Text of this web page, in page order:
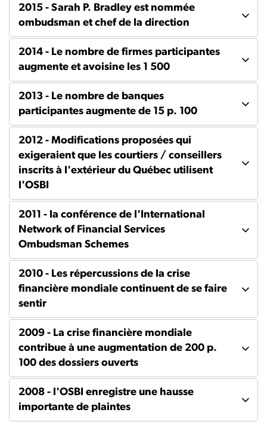
2015 - Sarah P. Bradley est nommée
ombudsman et chef de la direction
2014 - Le nombre de firmes participantes
augmente et avoisine les 1 500
2013 - Le nombre de banques
participantes augmente de 15 p. 100
2012 - Modifications proposées qui
exigeraient que les courtiers / conseillers
inscrits à l'extérieur du Québec utilisent
l'OSBI
2011 - la conférence de l'International
Network of Financial Services
Ombudsman Schemes
2010 - Les répercussions de la crise
financière mondiale continuent de se faire
sentir
2009 - La crise financière mondiale
contribue à une augmentation de 200 p.
100 des dossiers ouverts
2008 - l'OSBI enregistre une hausse
importante de plaintes